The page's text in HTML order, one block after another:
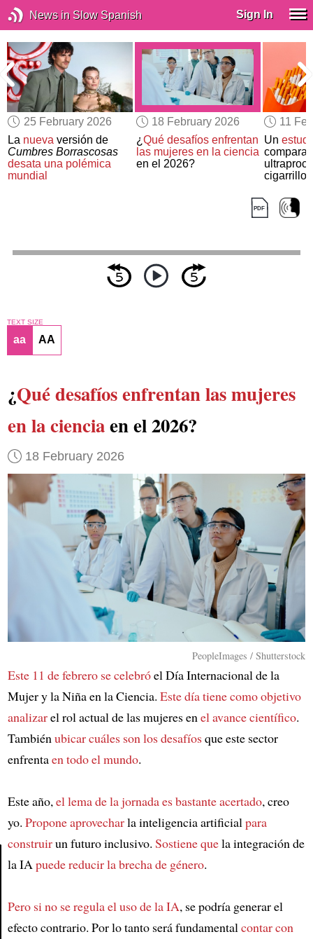
News in Slow Spanish Sign In
25 February 2026
La nueva versión de
Cumbres Borrascosas
desata una polémica
mundial
18 February 2026
¿Qué desafíos enfrentan
las mujeres en la ciencia
en el 2026?
11
Un
compara
cigarrillos
TEXT SIZE
aa AA
¿Qué desafíos enfrentan las mujeres
en la cienciaen el 2026?
18 February 2026
PeopleImages / Shutterstock
Este 11 de febrero se celebróel Día Internacional de la
Mujer y la Niña en la Ciencia. Este día tiene como objetivo
analizarel rol actual de las mujeres enel avance científico.
Tambiénubicar cuáles son los desafíosque este sector
enfrentaen todo el mundo.
Este año,el lema de la jornada es bastante acertado, creo
yo. Propone aprovecharla inteligencia artificialpara
construirun futuro inclusivo. Sostiene quela integración de
la IApuede reducir la brecha de género.
Pero si no se regula el uso de la IA, se podría generar el
efecto contrario. Por lo tanto será fundamentalcontar con